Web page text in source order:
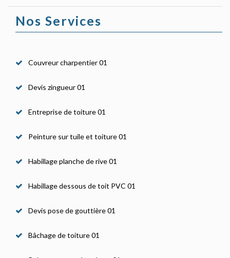
Nos Services
Couvreur charpentier 01
Devis zingueur 01
Entreprise de toiture 01
Peinture sur tuile et toiture 01
Habillage planche de rive 01
Habillage dessous de toit PVC 01
Devis pose de gouttière 01
Bâchage de toiture 01